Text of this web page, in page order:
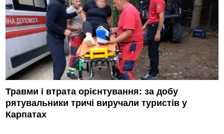
Травми і втрата орієнтування: за добу
рятувальники тричі виручали туристів у
Карпатах